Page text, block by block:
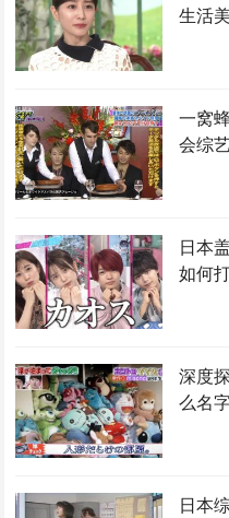
生活
一窝
会综
日本
如何
深度
么名
日本